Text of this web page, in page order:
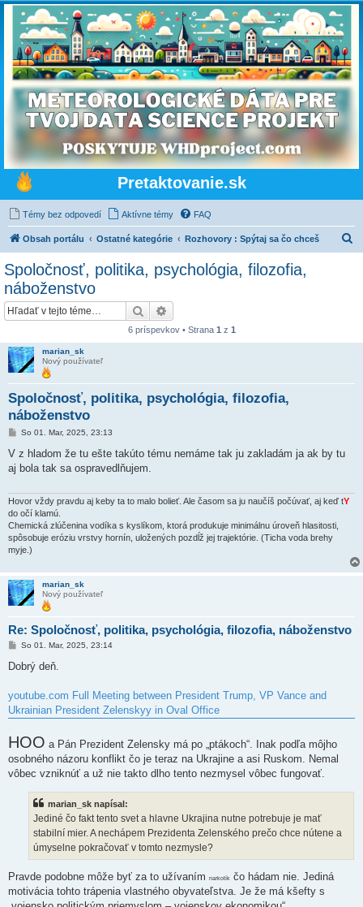
Pretaktovanie.sk
Témy bez odpovedí Aktívne témy FAQ
Obsah portálu Ostatné kategórie Rozhovory : Spýtaj sa čo chceš
Spoločnosť, politika, psychológia, filozofia,
náboženstvo
Hľadať
6 príspevkov • Strana 1 z 1
marian_sk
Nový používateľ
Spoločnosť, politika, psychológia, filozofia,
náboženstvo
P
í
p
o
k
So 01. Mar, 2025, 23:13
V z hladom že tu ešte takúto tému nemáme tak ju zakladám ja ak by tu
aj bola tak sa ospravedlňujem.
Hovor vždy pravdu aj keby ta to malo bolieť. Ale časom sa ju naučíš počúvať, aj keď tY
do očí klamú.
Chemická zlúčenina vodíka s kyslíkom, ktorá produkuje minimálnu úroveň hlasitosti,
spôsobuje eróziu vrstvy hornín, uložených pozdĺž jej trajektórie. (Ticha voda brehy
myje.)
marian_sk
Nový používateľ
Re: Spoločnosť, politika, psychológia, filozofia, náboženstvo
P
í
e
o
So 01. Mar, 2025, 23:14
Dobrý deň.
youtube.com Full Meeting between President Trump, VP Vance and
Ukrainian President Zelenskyy in Oval Office
HOO a Pán Prezident Zelensky má po „ptákoch“. Inak podľa môjho
osobného názoru konflikt čo je teraz na Ukrajine a asi Ruskom. Nemal
vôbec vzniknúť a už nie takto dlho tento nezmysel vôbec fungovať.
marian_sk napísal:
Jediné čo fakt tento svet a hlavne Ukrajina nutne potrebuje je mať
stabilní mier. A nechápem Prezidenta Zelenského prečo chce nútene a
úmyselne pokračovať v tomto nezmysle?
Pravde podobne môže byť za to užívaním narkotík
čo hádam nie. Jediná
motivácia tohto trápenia vlastného obyvateľstva. Je že má kšefty s